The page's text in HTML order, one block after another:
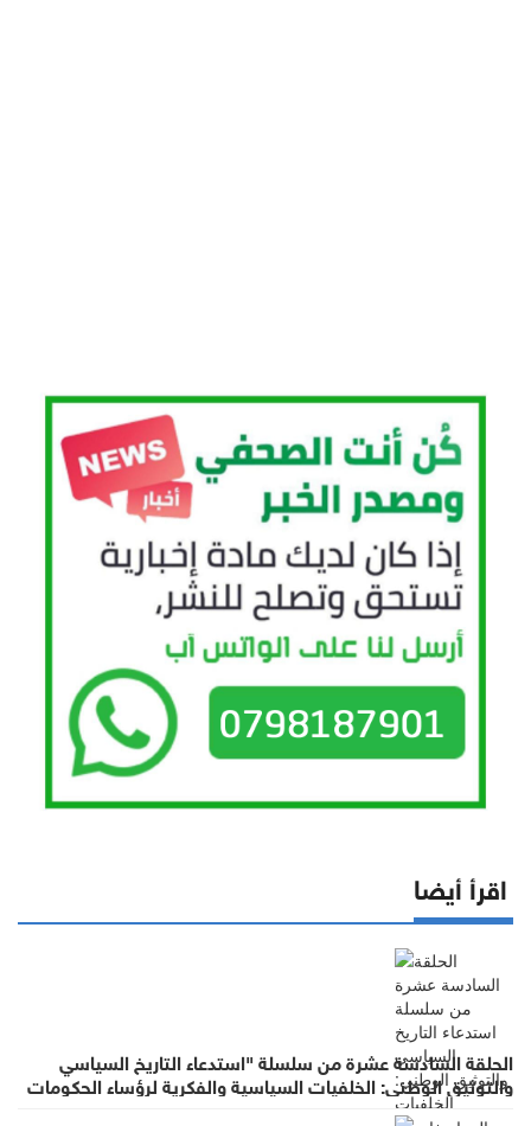
اقرأ أيضا
الحلقة السادسة عشرة من سلسلة "استدعاء التاريخ السياسي
والتوثيق الوطني: الخلفيات السياسية والفكرية لرؤساء الحكومات
في عهد الملك الحسين بن طلال (١٩٥٣- ١٩٩٩)"